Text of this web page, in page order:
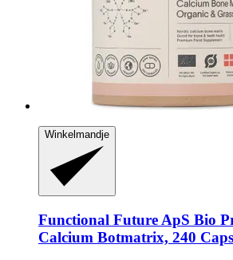
Winkelmandje
Functional Future ApS Bio
Calcium Botmatrix, 240